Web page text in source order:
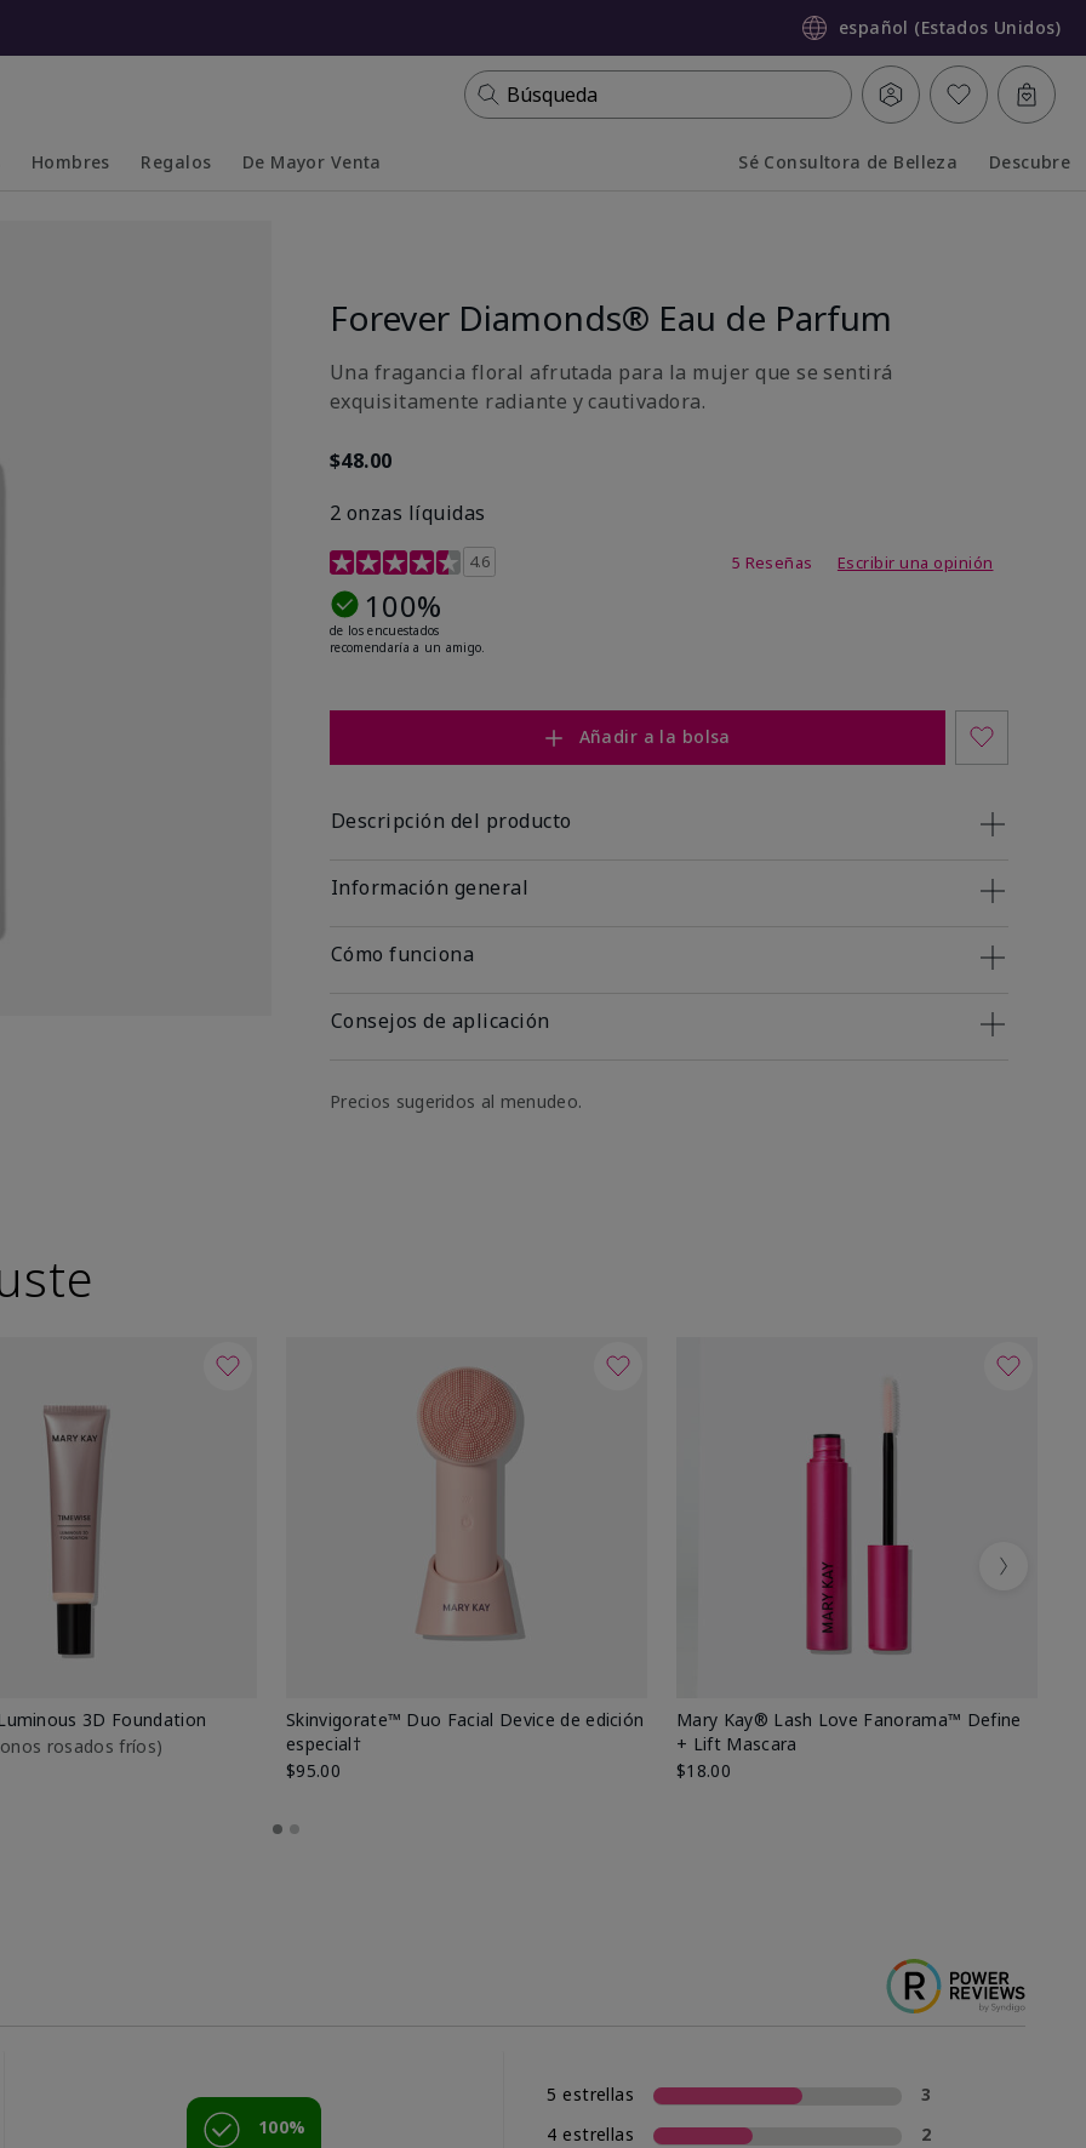
español (Estados Unidos)
Búsqueda
Hombres Regalos De Mayor Venta Sé Consultora de Belleza Descubre
Forever Diamonds® Eau de Parfum
Una fragancia floral afrutada para la mujer que se sentirá
exquisitamente radiante y cautivadora.
$48.00
2 onzas líquidas
Calificación de clientes de 3,7 de 5
4.6 5 Reseñas Escribir una opinión
100%
de los encuestados
recomendaría a un amigo.
Añadir a la bolsa
Descripción del producto
Información general
Cómo funciona
Consejos de aplicación
Precios sugeridos al menudeo.
3D Foundation
rosados fríos)
Skinvigorate™ Duo Facial Device de edición
especial†
$95.00
Mary Kay® Lash Love Fanorama™ Define
+ Lift Mascara
$18.00
Next
100%
5 estrellas
3
4 estrellas
2